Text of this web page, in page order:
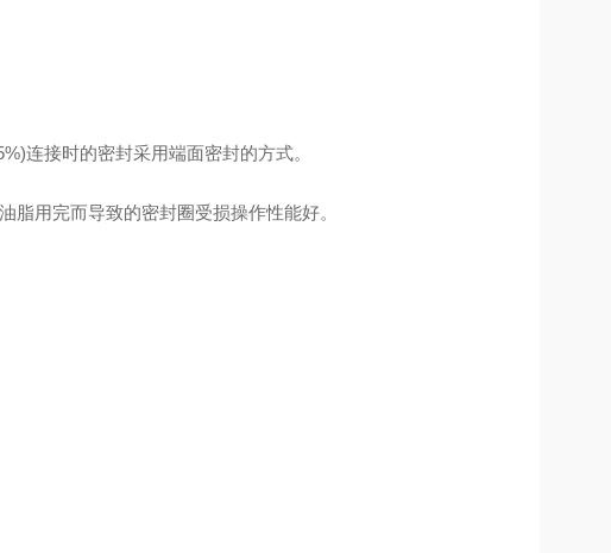
连接时的密封采用端面密封的方式。
用完而导致的密封圈受损操作性能好。